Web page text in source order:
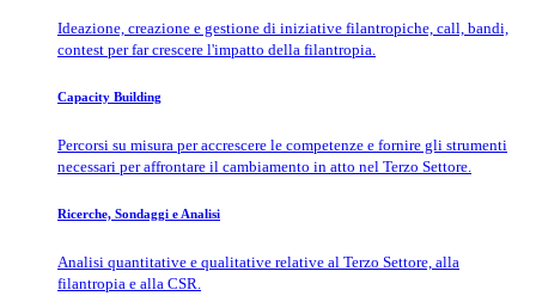
Ideazione, creazione e gestione di iniziative filantropiche, call, bandi,
contest per far crescere l'impatto della filantropia.
Capacity Building
Percorsi su misura per accrescere le competenze e fornire gli strumenti
necessari per affrontare il cambiamento in atto nel Terzo Settore.
Ricerche, Sondaggi e Analisi
Analisi quantitative e qualitative relative al Terzo Settore, alla
filantropia e alla CSR.